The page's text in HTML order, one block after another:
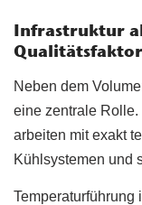
Infrastruktur
Qualitätsfaktor
Neben dem
eine zentrale Rolle.
arbeiten mit exakt
Kühlsystemen und
Temperaturführung